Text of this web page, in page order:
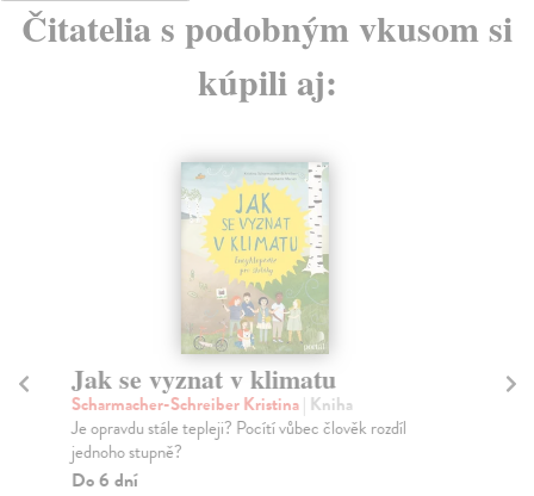
Čitatelia s podobným vkusom si
kúpili aj:
Jak se vyznat v klimatu
Scharmacher-Schreiber Kristina| Kniha
Je opravdu stále tepleji? Pocítí vůbec člověk rozdíl
jednoho stupně?
Do 6 dní